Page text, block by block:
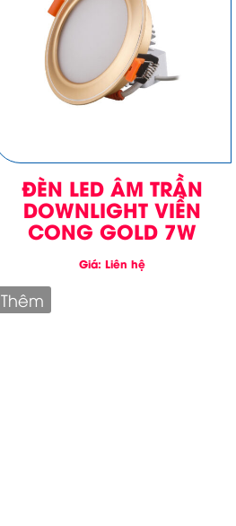
ĐÈN LED ÂM TRẦN
DOWNLIGHT VIỀN
CONG GOLD 7W
Giá: Liên hệ
Thêm